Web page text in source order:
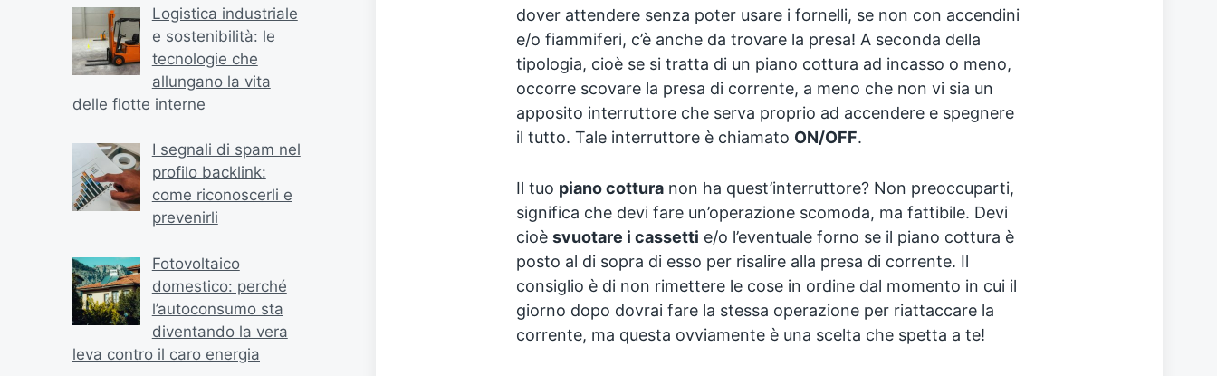
Logistica industriale
e sostenibilità: le
tecnologie che
allungano la vita
delle flotte interne
I segnali di spam nel
profilo backlink:
come riconoscerli e
prevenirli
Fotovoltaico
domestico: perché
l’autoconsumo sta
diventando la vera
leva contro il caro energia
dover attendere senza poter usare i fornelli, se non con accendini
e/o fiammiferi, c’è anche da trovare la presa! A seconda della
tipologia, cioè se si tratta di un piano cottura ad incasso o meno,
occorre scovare la presa di corrente, a meno che non vi sia un
apposito interruttore che serva proprio ad accendere e spegnere
il tutto. Tale interruttore è chiamato ON/OFF.
Il tuo piano cotturanon ha quest’interruttore? Non preoccuparti,
significa che devi fare un’operazione scomoda, ma fattibile. Devi
cioè svuotare i cassetti e/o l’eventuale forno se il piano cottura è
posto al di sopra di esso per risalire alla presa di corrente. Il
consiglio è di non rimettere le cose in ordine dal momento in cui il
giorno dopo dovrai fare la stessa operazione per riattaccare la
corrente, ma questa ovviamente è una scelta che spetta a te!